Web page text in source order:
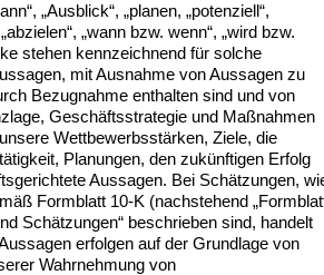
„Ausblick“, „planen, „potenziell“,
„wann bzw. wenn“, „wird bzw.
stehen kennzeichnend für solche
mit Ausnahme von Aussagen zu
Bezugnahme enthalten sind und von
Geschäftsstrategie und Maßnahmen
Wettbewerbsstärken, Ziele, die
Planungen, den zukünftigen Erfolg
Aussagen. Bei Schätzungen,
Formblatt 10-K (nachstehend
Schätzungen“ beschrieben sind, handelt
erfolgen auf der Grundlage von
Wahrnehmung von